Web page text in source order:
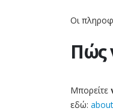
Οι
Πώς
Μπορείτε
εδώ: